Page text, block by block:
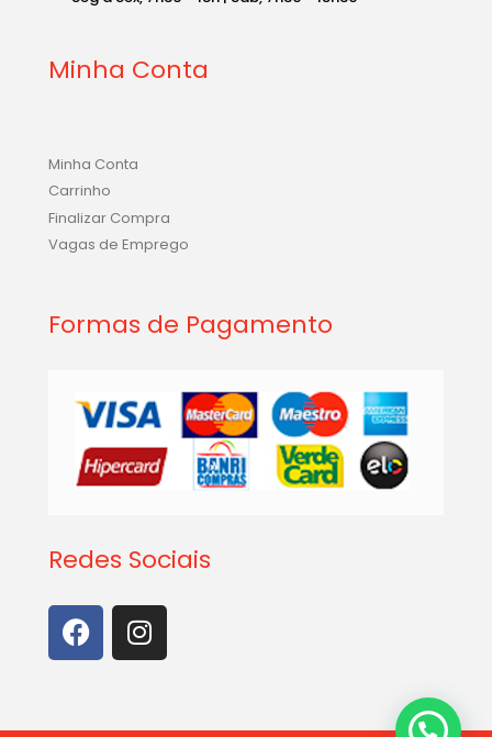
Minha Conta
Minha Conta
Carrinho
Finalizar Compra
Vagas de Emprego
Formas de Pagamento
Redes Sociais